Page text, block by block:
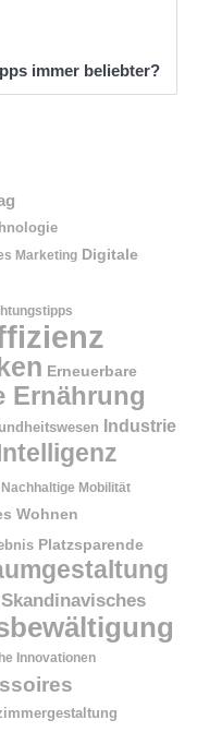
immer beliebter?
Marketing Digitale
Erneuerbare
Ernährung
Industrie
Nachhaltige Mobilität
Wohnen
Platzsparende
Skandinavisches
Innovationen